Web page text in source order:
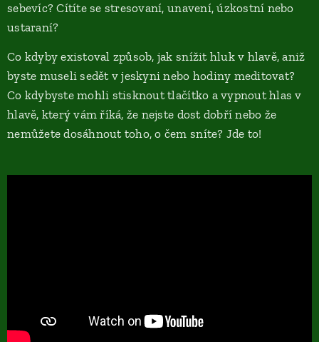
sebevíc? Cítíte se stresovaní, unavení, úzkostní nebo
ustaraní?
Co kdyby existoval způsob, jak snížit hluk v hlavě, aniž
byste museli sedět v jeskyni nebo hodiny meditovat?
Co kdybyste mohli stisknout tlačítko a vypnout hlas v
hlavě, který vám říká, že nejste dost dobří nebo že
nemůžete dosáhnout toho, o čem sníte? Jde to!